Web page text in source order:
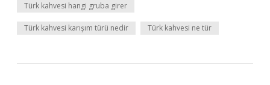
Türk kahvesi hangi gruba girer
Türk kahvesi karışım türü nedir Türk kahvesi ne tür